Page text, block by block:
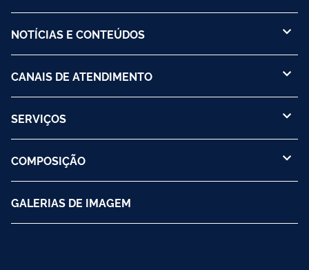
NOTÍCIAS E CONTEÚDOS
CANAIS DE ATENDIMENTO
SERVIÇOS
COMPOSIÇÃO
GALERIAS DE IMAGEM